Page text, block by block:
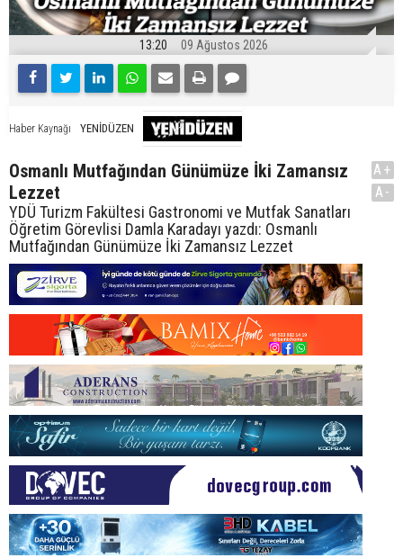
13:20 09 Ağustos 2026
Haber Kaynağı YENİDÜZEN
Osmanlı Mutfağından Günümüze İki Zamansız
Lezzet
YDÜ Turizm Fakültesi Gastronomi ve Mutfak Sanatları
Öğretim Görevlisi Damla Karadayı yazdı: Osmanlı
Mutfağından Günümüze İki Zamansız Lezzet
A+
A-